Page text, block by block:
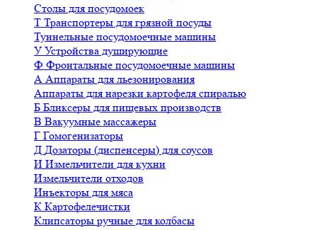
Столы для посудомоек
Т Транспортеры для грязной посуды
Туннельные посудомоечные машины
У Устройства душирующие
Ф Фронтальные посудомоечные машины
А Аппараты для льезонирования
Аппараты для нарезки картофеля спиралью
Б Бликсеры для пищевых производств
В Вакуумные массажеры
Г Гомогенизаторы
Д Дозаторы (диспенсеры) для соусов
И Измельчители для кухни
Измельчители отходов
Инъекторы для мяса
К Картофелечистки
Клипсаторы ручные для колбасы